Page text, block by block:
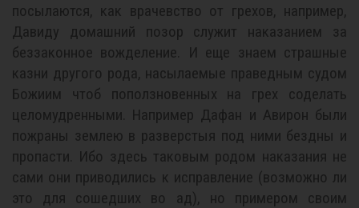
посылаются, как врачевство от грехов, например,
Давиду домашний позор служит наказанием за
беззаконное вожделение. И еще знаем страшные
казни другого рода, насылаемые праведным судом
Божиим чтоб поползновенных на грех соделать
целомудренными. Например Дафан и Авирон были
пожраны землею в разверстыя под ними бездны и
пропасти. Ибо здесь таковым родом наказания не
сами они приводились к исправление (возможно ли
это для сошедших во ад), но примером своим